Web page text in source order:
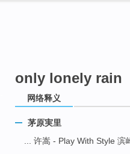
only lonely rain
网络释义
茅原実里
... 许嵩 - Play With Style